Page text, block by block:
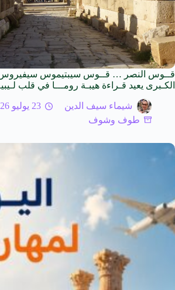
قــوس النصر … قــوس سيبتيموس سيفيروس
الكـبرى يعيد قـراءة هيبـة رومـــا في قلب
شيماء سيف الدين
23 يوليو 2026
طوف وشوف